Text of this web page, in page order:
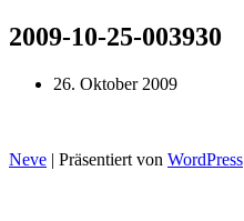
2009-10-25-003930
26. Oktober 2009
Neve | Präsentiert von WordPress